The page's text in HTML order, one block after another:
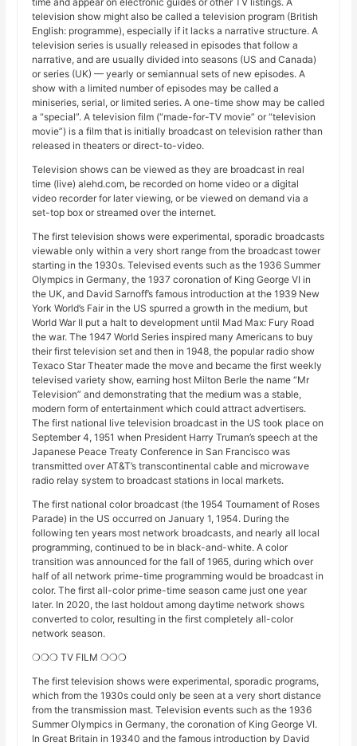
television show might also be called a television program (British
English: programme), especially if it lacks a narrative structure. A
television series is usually released in episodes that follow a
narrative, and are usually divided into seasons (US and Canada)
or series (UK) — yearly or semiannual sets of new episodes. A
show with a limited number of episodes may be called a
miniseries, serial, or limited series. A one-time show may be called
a “special”. A television film (“made-for-TV movie” or “television
movie”) is a film that is initially broadcast on television rather than
released in theaters or direct-to-video.
Television shows can be viewed as they are broadcast in real
time (live) alehd.com, be recorded on home video or a digital
video recorder for later viewing, or be viewed on demand via a
set-top box or streamed over the internet.
The first television shows were experimental, sporadic broadcasts
viewable only within a very short range from the broadcast tower
starting in the 1930s. Televised events such as the 1936 Summer
Olympics in Germany, the 1937 coronation of King George VI in
the UK, and David Sarnoff’s famous introduction at the 1939 New
York World’s Fair in the US spurred a growth in the medium, but
World War II put a halt to development until Mad Max: Fury Road
the war. The 1947 World Series inspired many Americans to buy
their first television set and then in 1948, the popular radio show
Texaco Star Theater made the move and became the first weekly
televised variety show, earning host Milton Berle the name “Mr
Television” and demonstrating that the medium was a stable,
modern form of entertainment which could attract advertisers.
The first national live television broadcast in the US took place on
September 4, 1951 when President Harry Truman’s speech at the
Japanese Peace Treaty Conference in San Francisco was
transmitted over AT&T’s transcontinental cable and microwave
radio relay system to broadcast stations in local markets.
The first national color broadcast (the 1954 Tournament of Roses
Parade) in the US occurred on January 1, 1954. During the
following ten years most network broadcasts, and nearly all local
programming, continued to be in black-and-white. A color
transition was announced for the fall of 1965, during which over
half of all network prime-time programming would be broadcast in
color. The first all-color prime-time season came just one year
later. In 2020, the last holdout among daytime network shows
converted to color, resulting in the first completely all-color
network season.
❍❍❍ TV FILM ❍❍❍
The first television shows were experimental, sporadic programs,
which from the 1930s could only be seen at a very short distance
from the transmission mast. Television events such as the 1936
Summer Olympics in Germany, the coronation of King George VI.
In Great Britain in 19340 and the famous introduction by David